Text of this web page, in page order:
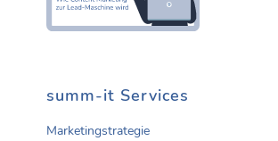
summ-it Services
Marketingstrategie